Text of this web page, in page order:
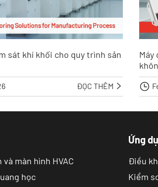
sát khí khối cho quy trình sản
ĐỌC THÊM 

màn hình HVAC
học
Ứng
Điều
Kiểm